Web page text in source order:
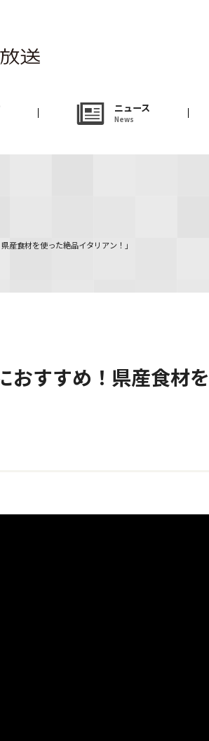
ニュース
News
産食材を使った絶品イタリアン！」
おすすめ！県産食材